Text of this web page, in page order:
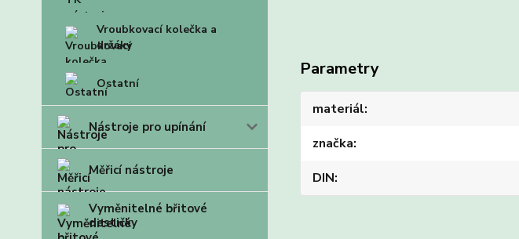
Vroubkovací kolečka a
držáky
Ostatní
Nástroje pro upínání
Měřicí nástroje
Vyměnitelné břitové
destičky
Parametry
materiál
značka
DIN